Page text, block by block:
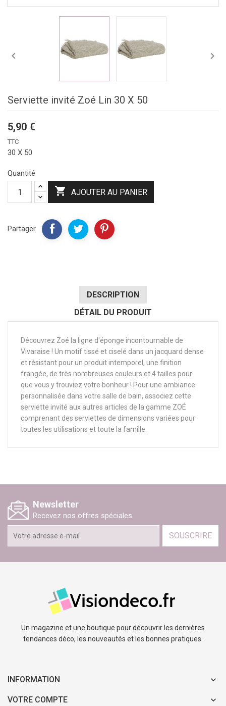
 
Serviette invité Zoé Lin 30 X 50
5,90 €
TTC
30 X 50
Quantité
 AJOUTER AU PANIER
Partager
DESCRIPTION
DÉTAIL DU PRODUIT
Découvrez Zoé la ligne d'éponge incontournable de
Vivaraise ! Un motif tissé et ciselé dans un jacquard dense
et résistant pour un produit intemporel, une finition
frangée, de très nombreuses couleurs et 4 tailles pour
que vous y trouviez votre bonheur ! Pour une ambiance
personnalisée dans votre salle de bain, associez cette
serviette invité aux autres articles de la gamme ZOÉ
comprenant des serviettes de dimensions variées pour
toutes les utilisations et toute la famille.
Newsletter
Recevez nos offres spéciales
SOUSCRIRE
Un magazine et une boutique pour découvrir les dernières
tendances déco, les nouveautés et les bonnes pratiques.
INFORMATION
VOTRE COMPTE